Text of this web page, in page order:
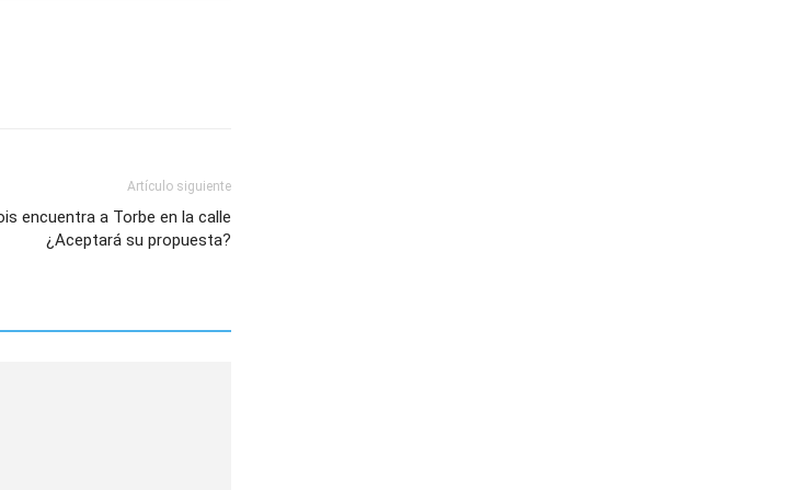
Artículo siguiente
encuentra a Torbe en la calle
¿Aceptará su propuesta?